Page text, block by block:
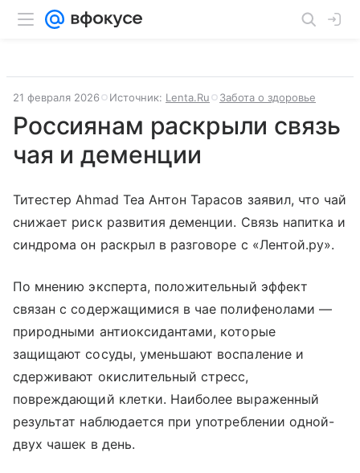
21 февраля 2026 Источник: Lenta.Ru Забота о здоровье
Россиянам раскрыли связь
чая и деменции
Титестер Ahmad Tea Антон Тарасов заявил, что чай
снижает риск развития деменции. Связь напитка и
синдрома он раскрыл в разговоре с «Лентой.ру».
По мнению эксперта, положительный эффект
связан с содержащимися в чае полифенолами —
природными антиоксидантами, которые
защищают сосуды, уменьшают воспаление и
сдерживают окислительный стресс,
повреждающий клетки. Наиболее выраженный
результат наблюдается при употреблении одной-
двух чашек в день.